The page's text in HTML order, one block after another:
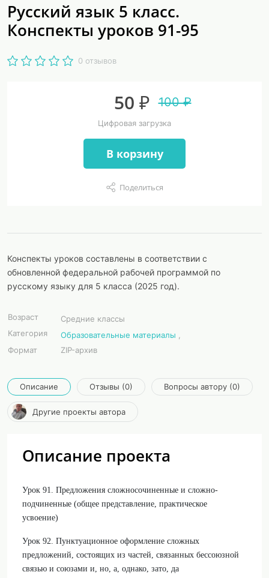
Русский язык 5 класс.
Конспекты уроков 91-95
0 отзывов
50 ₽ 100 ₽
Цифровая загрузка
В корзину
Поделиться
Конспекты уроков составлены в соответствии с
обновленной федеральной рабочей программой по
русскому языку для 5 класса (2025 год).
Возраст
Средние классы
Категория
Образовательные материалы
Формат
ZIP-архив
Описание Отзывы (0) Вопросы автору (0)
Другие проекты автора
Описание проекта
Урок 91. Предложения сложносочиненные и сложно-
подчиненные (общее представление, практическое
усвоение)
Урок 92. Пунктуационное оформление сложных
предложений, состоящих из частей, связанных бессоюзной
связью и союзами и, но, а, однако, зато, да